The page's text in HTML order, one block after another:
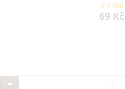
5-7 dní
69 Kč